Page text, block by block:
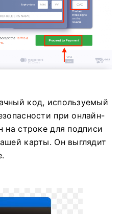
код, используемый
при онлайн-
на строке для подписи
карты. Он выглядит